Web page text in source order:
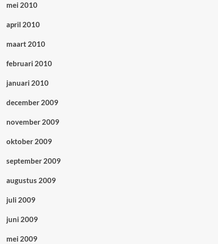
mei 2010
april 2010
maart 2010
februari 2010
januari 2010
december 2009
november 2009
oktober 2009
september 2009
augustus 2009
juli 2009
juni 2009
mei 2009